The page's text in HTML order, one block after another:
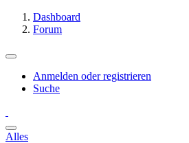
Dashboard
Forum
Anmelden oder registrieren
Suche
Alles